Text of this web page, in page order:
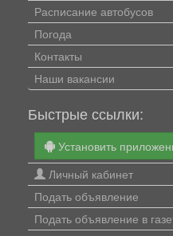
Расписание автобусов
Погода
Контакты
Наши вакансии
Быстрые ссылки:
Установить
Личный кабинет
Подать объявление
Подать объявление в